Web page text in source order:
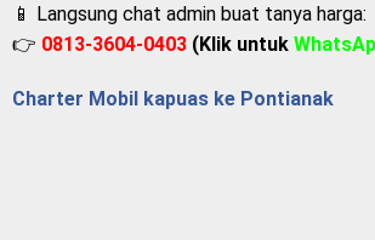
📱 Langsung chat admin buat tanya harga:
👉 0813-3604-0403 (Klik untuk
Charter Mobil kapuas ke Pontianak